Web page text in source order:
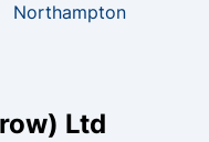
Northampton
Ltd